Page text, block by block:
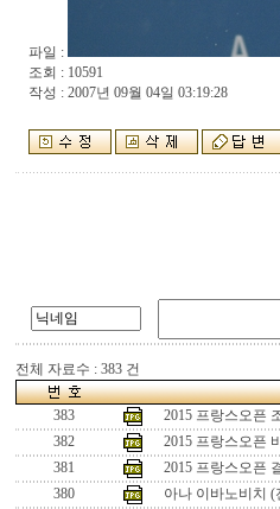
파일 :
조회 : 10591
작성 : 2007년 09월 04일 03:19:28
전체 자료수 : 383 건
383
2015 프랑스오픈
382
2015 프랑스오픈
381
2015 프랑스오픈
380
아나 이바노비치 (